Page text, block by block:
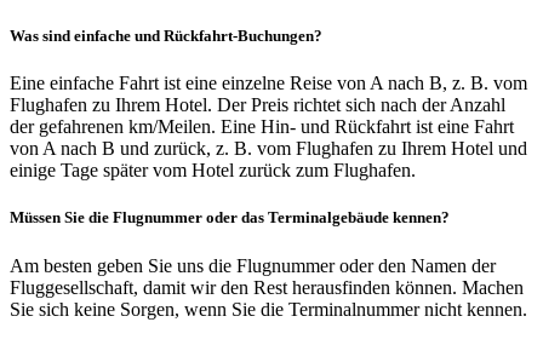
Was sind einfache und Rückfahrt-Buchungen?
Eine einfache Fahrt ist eine einzelne Reise von A nach B, z. B. vom
Flughafen zu Ihrem Hotel. Der Preis richtet sich nach der Anzahl
der gefahrenen km/Meilen. Eine Hin- und Rückfahrt ist eine Fahrt
von A nach B und zurück, z. B. vom Flughafen zu Ihrem Hotel und
einige Tage später vom Hotel zurück zum Flughafen.
Müssen Sie die Flugnummer oder das Terminalgebäude kennen?
Am besten geben Sie uns die Flugnummer oder den Namen der
Fluggesellschaft, damit wir den Rest herausfinden können. Machen
Sie sich keine Sorgen, wenn Sie die Terminalnummer nicht kennen.